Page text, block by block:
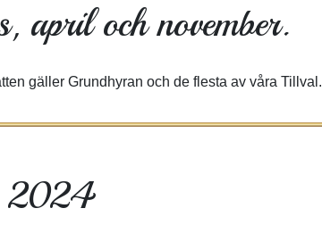
april och november.
gäller Grundhyran och de flesta av våra Tillval.
2024